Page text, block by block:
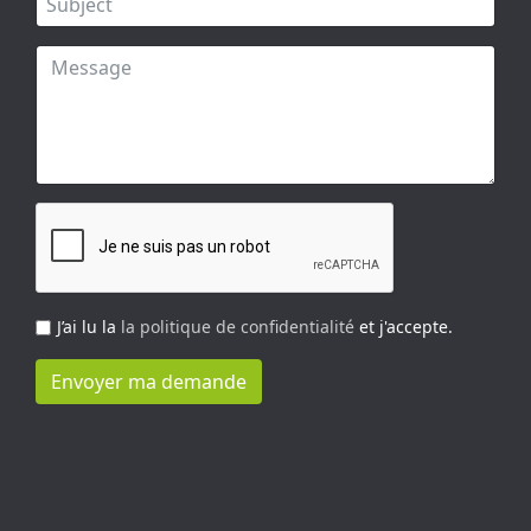
J’ai lu la la politique de confidentialité et j'accepte.
Envoyer ma demande